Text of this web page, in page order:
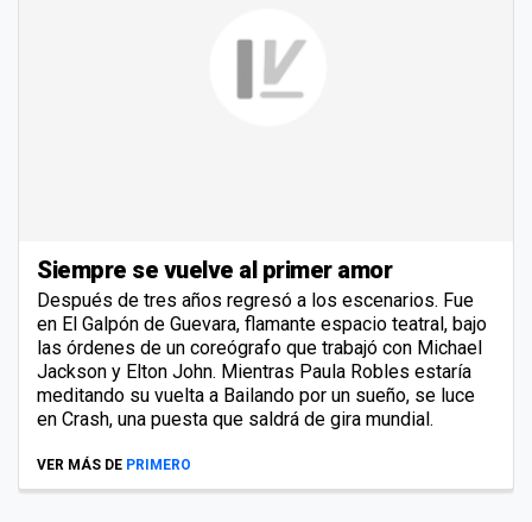
Siempre se vuelve al primer amor
Después de tres años regresó a los escenarios. Fue
en El Galpón de Guevara, flamante espacio teatral, bajo
las órdenes de un coreógrafo que trabajó con Michael
Jackson y Elton John. Mientras Paula Robles estaría
meditando su vuelta a Bailando por un sueño, se luce
en Crash, una puesta que saldrá de gira mundial.
VER MÁS DE PRIMERO